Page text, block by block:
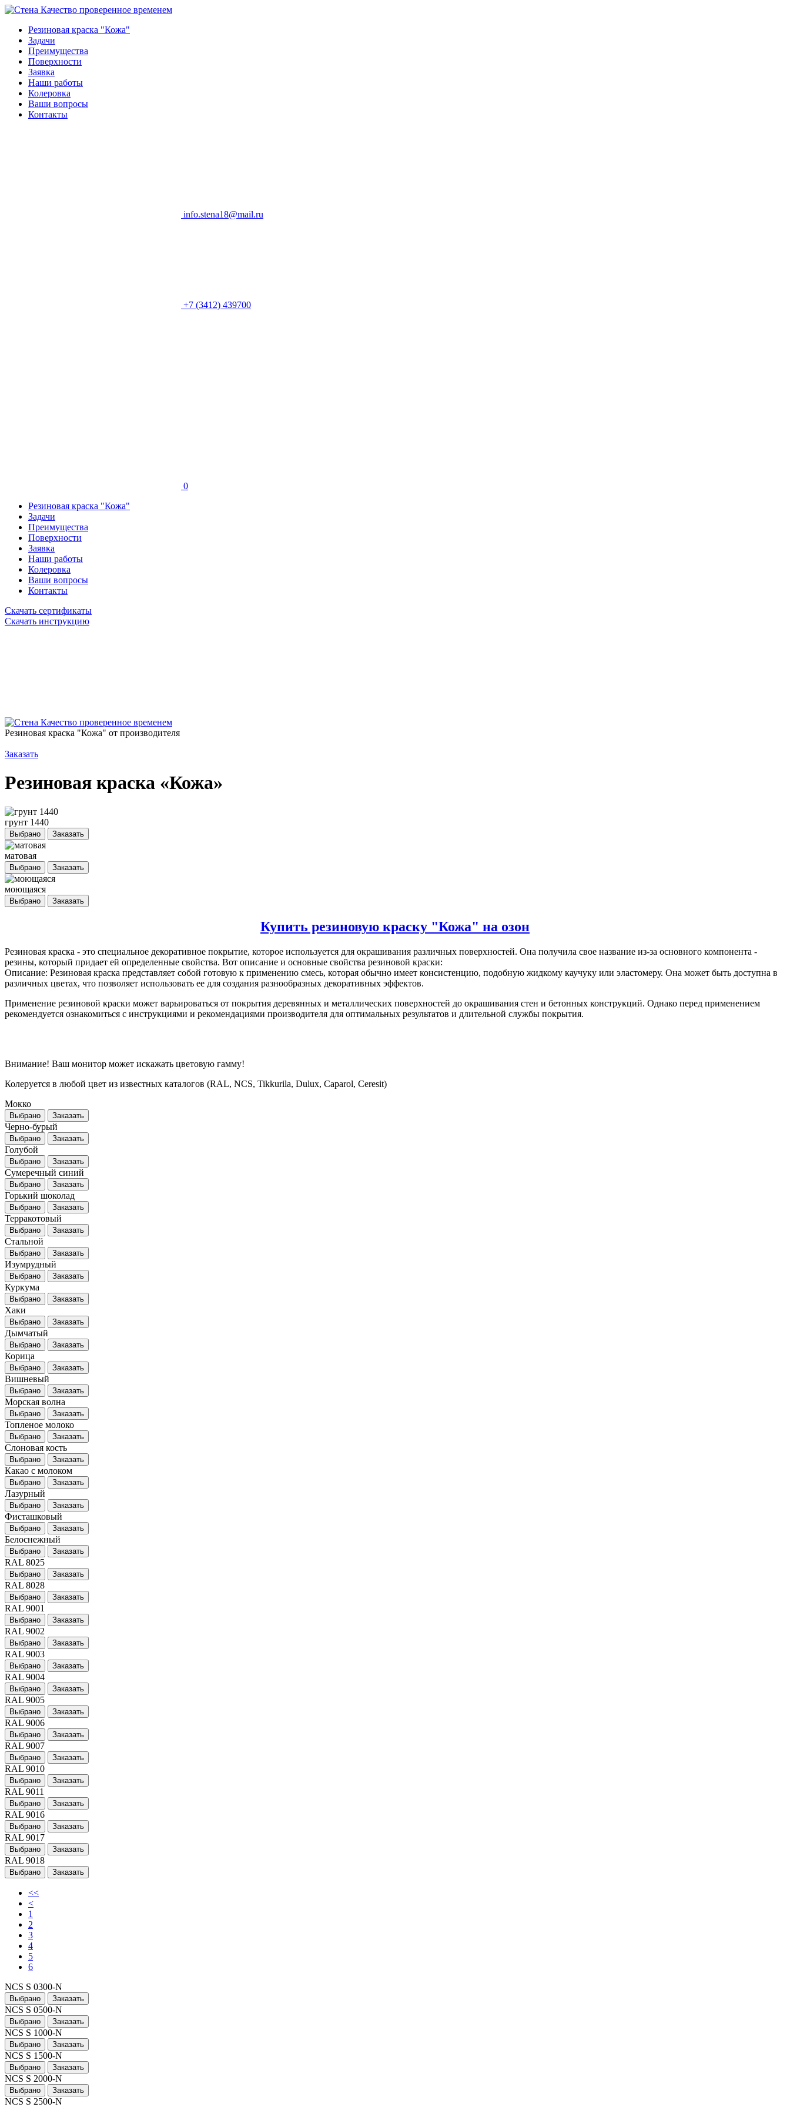
Качество проверенное временем
Резиновая краска "Кожа"
Задачи
Преимущества
Поверхности
Заявка
Наши работы
Колеровка
Ваши вопросы
Контакты
info.stena18@mail.ru
+7 (3412) 439700
0
Резиновая краска "Кожа"
Задачи
Преимущества
Поверхности
Заявка
Наши работы
Колеровка
Ваши вопросы
Контакты
Скачать сертификаты
Скачать инструкцию
Качество проверенное временем
Резиновая краска "Кожа" от производителя
Заказать
Резиновая краска «Кожа»
грунт 1440
Выбрано Заказать
матовая
Выбрано Заказать
моющаяся
Выбрано Заказать
Купить резиновую краску "Кожа" на озон
Резиновая краска - это специальное декоративное покрытие, которое используется для окрашивания различных поверхностей. Она получила свое название из-за основного компонента -
резины, который придает ей определенные свойства. Вот описание и основные свойства резиновой краски:
Описание: Резиновая краска представляет собой готовую к применению смесь, которая обычно имеет консистенцию, подобную жидкому каучуку или эластомеру. Она может быть доступна в
различных цветах, что позволяет использовать ее для создания разнообразных декоративных эффектов.
Применение резиновой краски может варьироваться от покрытия деревянных и металлических поверхностей до окрашивания стен и бетонных конструкций. Однако перед применением
рекомендуется ознакомиться с инструкциями и рекомендациями производителя для оптимальных результатов и длительной службы покрытия.
Внимание! Ваш монитор может искажать цветовую гамму!
Колеруется в любой цвет из известных каталогов (RAL, NCS, Tikkurila, Dulux, Caparol, Ceresit)
Мокко
Выбрано Заказать
Черно-бурый
Выбрано Заказать
Голубой
Выбрано Заказать
Сумеречный синий
Выбрано Заказать
Горький шоколад
Выбрано Заказать
Терракотовый
Выбрано Заказать
Стальной
Выбрано Заказать
Изумрудный
Выбрано Заказать
Куркума
Выбрано Заказать
Хаки
Выбрано Заказать
Дымчатый
Выбрано Заказать
Корица
Выбрано Заказать
Вишневый
Выбрано Заказать
Морская волна
Выбрано Заказать
Топленое молоко
Выбрано Заказать
Слоновая кость
Выбрано Заказать
Какао с молоком
Выбрано Заказать
Лазурный
Выбрано Заказать
Фисташковый
Выбрано Заказать
Белоснежный
Выбрано Заказать
RAL 8025
Выбрано Заказать
RAL 8028
Выбрано Заказать
RAL 9001
Выбрано Заказать
RAL 9002
Выбрано Заказать
RAL 9003
Выбрано Заказать
RAL 9004
Выбрано Заказать
RAL 9005
Выбрано Заказать
RAL 9006
Выбрано Заказать
RAL 9007
Выбрано Заказать
RAL 9010
Выбрано Заказать
RAL 9011
Выбрано Заказать
RAL 9016
Выбрано Заказать
RAL 9017
Выбрано Заказать
RAL 9018
Выбрано Заказать
<<
<
1
2
3
4
5
6
NCS S 0300-N
Выбрано Заказать
NCS S 0500-N
Выбрано Заказать
NCS S 1000-N
Выбрано Заказать
NCS S 1500-N
Выбрано Заказать
NCS S 2000-N
Выбрано Заказать
NCS S 2500-N